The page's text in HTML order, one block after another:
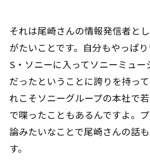
それは尾崎さんの情報発信者と
がたいことです。自分もやっぱ
S・ソニーに入ってソニーミュー
だったということに誇りを持っ
れこそソニーグループの本社で
で喋ったこともあるんですよ。
論みたいなことで尾崎さんの話
す。